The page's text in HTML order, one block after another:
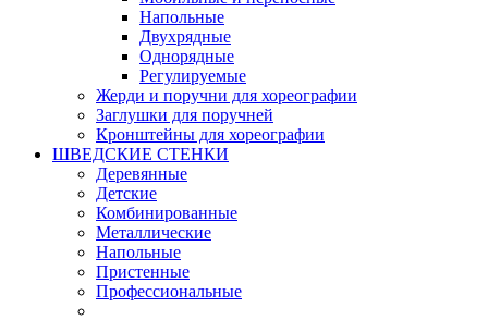
Напольные
Двухрядные
Однорядные
Регулируемые
Жерди и поручни для хореографии
Заглушки для поручней
Кронштейны для хореографии
ШВЕДСКИЕ СТЕНКИ
Деревянные
Детские
Комбинированные
Металлические
Напольные
Пристенные
Профессиональные